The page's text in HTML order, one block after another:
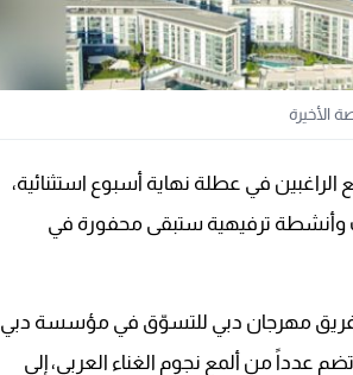
الأخيرة
14 يناير الجاري، داعياً جميع الراغبين في عطلة نهاية أسبوع استثنائية،
وأنشطة ترفيهية ستبقى محفورة في
فريق مهرجان دبي للتسوّق في مؤسسة دبي
عدداً من ألمع نجوم الغناء العربي، إلى